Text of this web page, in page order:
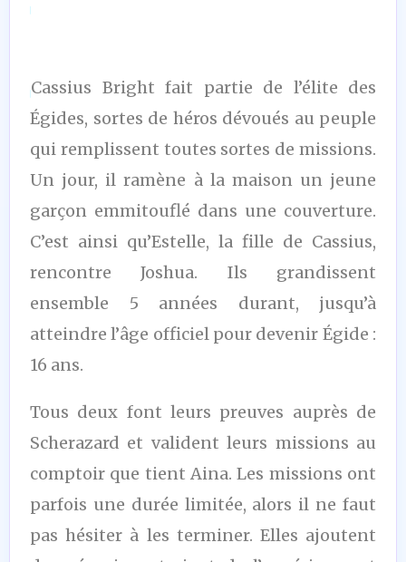
Cassius Bright fait partie de l’élite des
Égides, sortes de héros dévoués au peuple
qui remplissent toutes sortes de missions.
Un jour, il ramène à la maison un jeune
garçon emmitouflé dans une couverture.
C’est ainsi qu’Estelle, la fille de Cassius,
rencontre Joshua. Ils grandissent
ensemble 5 années durant, jusqu’à
atteindre l’âge officiel pour devenir Égide :
16 ans.
Tous deux font leurs preuves auprès de
Scherazard et valident leurs missions au
comptoir que tient Aina. Les missions ont
parfois une durée limitée, alors il ne faut
pas hésiter à les terminer. Elles ajoutent